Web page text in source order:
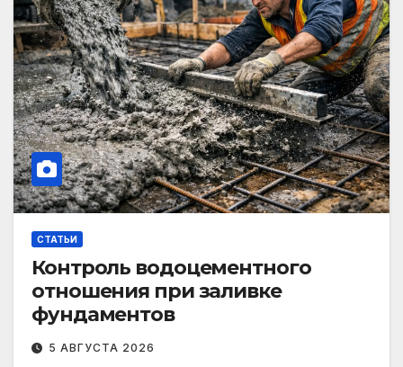
СТАТЬИ
Контроль водоцементного
отношения при заливке
фундаментов
5 АВГУСТА 2026